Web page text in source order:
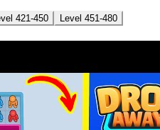
421-450
Level 451-480